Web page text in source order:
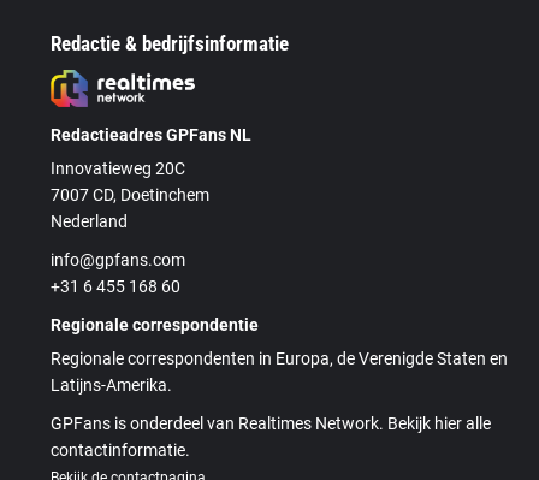
Redactie & bedrijfsinformatie
Redactieadres GPFans NL
Innovatieweg 20C
7007 CD, Doetinchem
Nederland
info@gpfans.com
+31 6 455 168 60
Regionale correspondentie
Regionale correspondenten in Europa, de Verenigde Staten en
Latijns-Amerika.
GPFans is onderdeel van Realtimes Network. Bekijk hier alle
contactinformatie.